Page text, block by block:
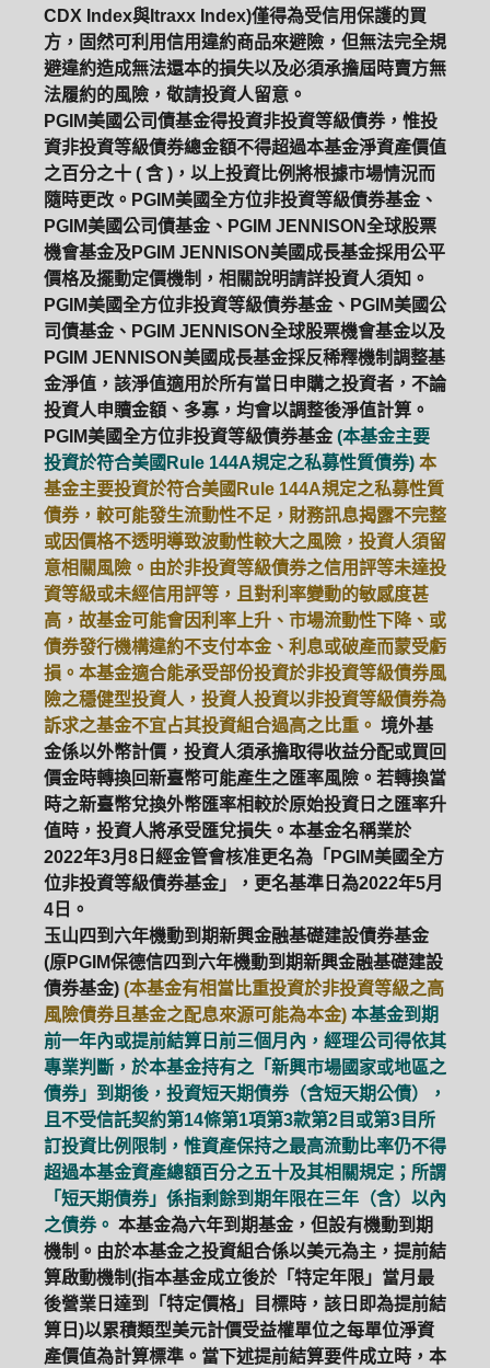
CDX Index與Itraxx Index)僅得為受信用保護的買
方，固然可利用信用違約商品來避險，但無法完全規
避違約造成無法還本的損失以及必須承擔屆時賣方無
法履約的風險，敬請投資人留意。
PGIM美國公司債基金得投資非投資等級債券，惟投
資非投資等級債券總金額不得超過本基金淨資產價值
之百分之十 ( 含 )，以上投資比例將根據市場情況而
隨時更改。PGIM美國全方位非投資等級債券基金、
PGIM美國公司債基金、PGIM JENNISON全球股票
機會基金及PGIM JENNISON美國成長基金採用公平
價格及擺動定價機制，相關說明請詳投資人須知。
PGIM美國全方位非投資等級債券基金、PGIM美國公
司債基金、PGIM JENNISON全球股票機會基金以及
PGIM JENNISON美國成長基金採反稀釋機制調整基
金淨值，該淨值適用於所有當日申購之投資者，不論
投資人申贖金額、多寡，均會以調整後淨值計算。
PGIM美國全方位非投資等級債券基金 (本基金主要
投資於符合美國Rule 144A規定之私募性質債券) 本
基金主要投資於符合美國Rule 144A規定之私募性質
債券，較可能發生流動性不足，財務訊息揭露不完整
或因價格不透明導致波動性較大之風險，投資人須留
意相關風險。由於非投資等級債券之信用評等未達投
資等級或未經信用評等，且對利率變動的敏感度甚
高，故基金可能會因利率上升、市場流動性下降、或
債券發行機構違約不支付本金、利息或破產而蒙受虧
損。本基金適合能承受部份投資於非投資等級債券風
險之穩健型投資人，投資人投資以非投資等級債券為
訴求之基金不宜占其投資組合過高之比重。 境外基
金係以外幣計價，投資人須承擔取得收益分配或買回
價金時轉換回新臺幣可能產生之匯率風險。若轉換當
時之新臺幣兌換外幣匯率相較於原始投資日之匯率升
值時，投資人將承受匯兌損失。本基金名稱業於
2022年3月8日經金管會核准更名為「PGIM美國全方
位非投資等級債券基金」，更名基準日為2022年5月
4日。
玉山四到六年機動到期新興金融基礎建設債券基金
(原PGIM保德信四到六年機動到期新興金融基礎建設
債券基金) (本基金有相當比重投資於非投資等級之高
風險債券且基金之配息來源可能為本金) 本基金到期
前一年內或提前結算日前三個月內，經理公司得依其
專業判斷，於本基金持有之「新興市場國家或地區之
債券」到期後，投資短天期債券（含短天期公債），
且不受信託契約第14條第1項第3款第2目或第3目所
訂投資比例限制，惟資產保持之最高流動比率仍不得
超過本基金資產總額百分之五十及其相關規定；所謂
「短天期債券」係指剩餘到期年限在三年（含）以內
之債券。 本基金為六年到期基金，但設有機動到期
機制。由於本基金之投資組合係以美元為主，提前結
算啟動機制(指本基金成立後於「特定年限」當月最
後營業日達到「特定價格」目標時，該日即為提前結
算日)以累積類型美元計價受益權單位之每單位淨資
產價值為計算標準。當下述提前結算要件成立時，本